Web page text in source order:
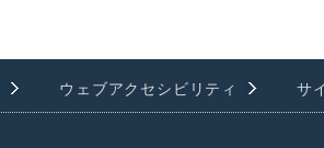
ウェブアクセシビリティ サ